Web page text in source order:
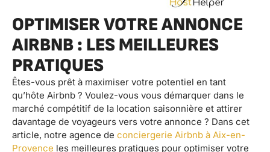
OPTIMISER VOTRE ANNONCE
AIRBNB : LES MEILLEURES
PRATIQUES
Êtes-vous prêt à maximiser votre potentiel en tant
qu’hôte Airbnb ? Voulez-vous vous démarquer dans le
marché compétitif de la location saisonnière et attirer
davantage de voyageurs vers votre annonce ? Dans cet
article, notre agence de conciergerie Airbnb à Aix-en-
Provence les meilleures pratiques pour optimiser votre